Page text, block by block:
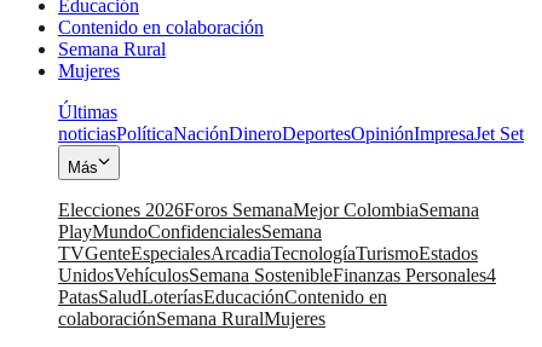
Educación
Contenido en colaboración
Semana Rural
Mujeres
Últimas
noticiasPolíticaNaciónDineroDeportesOpiniónImpresaJet Set
Más
Elecciones 2026Foros SemanaMejor ColombiaSemana
PlayMundoConfidencialesSemana
TVGenteEspecialesArcadiaTecnologíaTurismoEstados
UnidosVehículosSemana SostenibleFinanzas Personales4
PatasSaludLoteríasEducaciónContenido en
colaboraciónSemana RuralMujeres